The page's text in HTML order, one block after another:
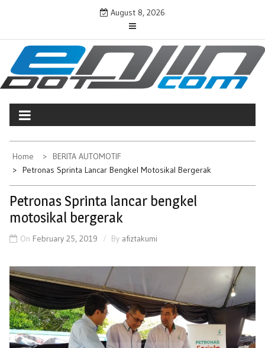
content
August 8, 2026
ENJINDOTCOM
Perjalanan Dunia Permotoran
Home
BERITA AUTOMOTIF
Petronas Sprinta Lancar Bengkel Motosikal Bergerak
Petronas Sprinta lancar bengkel
motosikal bergerak
On February 25, 2019 By afiztakumi